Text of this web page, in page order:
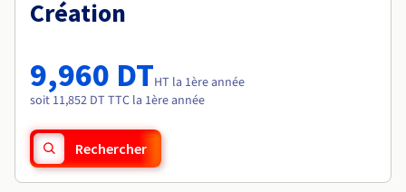
Tarifs
Roadmap & Changelog
Roadmap & Changelog
Création
9,960 DTHT la 1ère année
soit 11,852 DT TTC la 1ère année
Rechercher